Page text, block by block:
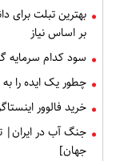
بهترین تبلت برای
بر اساس نیاز
سود کدام سرمایه
چطور یک ایده را به
خرید فالوور
جنگ آب در ایران|
جهان]